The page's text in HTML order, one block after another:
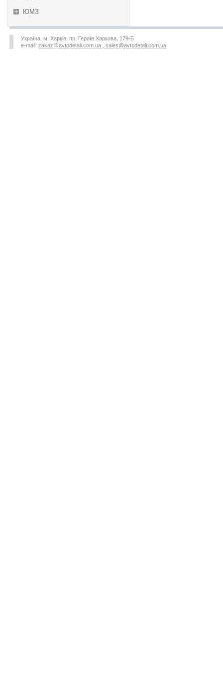
ЮМЗ
Україна, м. Харків, пр. Героїв Харкова, 179-Б
e-mail: zakaz@avtodetali.com.ua , sales@avtodetali.com.ua